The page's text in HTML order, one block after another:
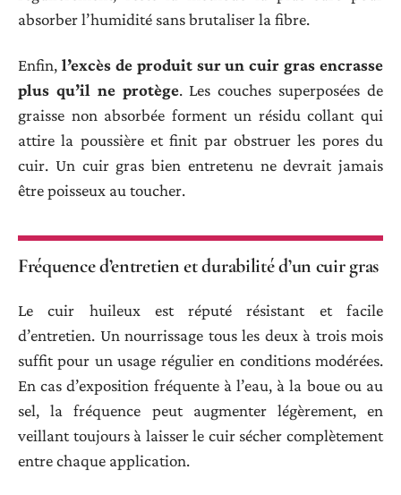
absorber l’humidité sans brutaliser la fibre.
Enfin, l’excès de produit sur un cuir gras encrasse
plus qu’il ne protège. Les couches superposées de
graisse non absorbée forment un résidu collant qui
attire la poussière et finit par obstruer les pores du
cuir. Un cuir gras bien entretenu ne devrait jamais
être poisseux au toucher.
Fréquence d’entretien et durabilité d’un cuir gras
Le cuir huileux est réputé résistant et facile
d’entretien. Un nourrissage tous les deux à trois mois
suffit pour un usage régulier en conditions modérées.
En cas d’exposition fréquente à l’eau, à la boue ou au
sel, la fréquence peut augmenter légèrement, en
veillant toujours à laisser le cuir sécher complètement
entre chaque application.